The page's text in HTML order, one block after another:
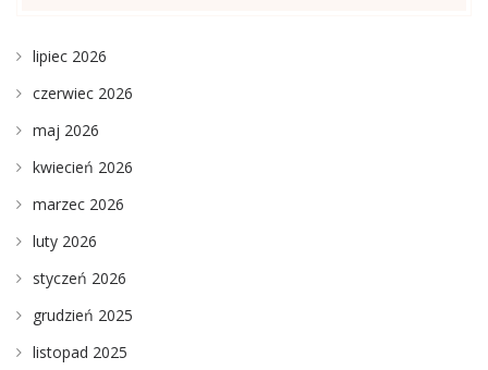
lipiec 2026
czerwiec 2026
maj 2026
kwiecień 2026
marzec 2026
luty 2026
styczeń 2026
grudzień 2025
listopad 2025